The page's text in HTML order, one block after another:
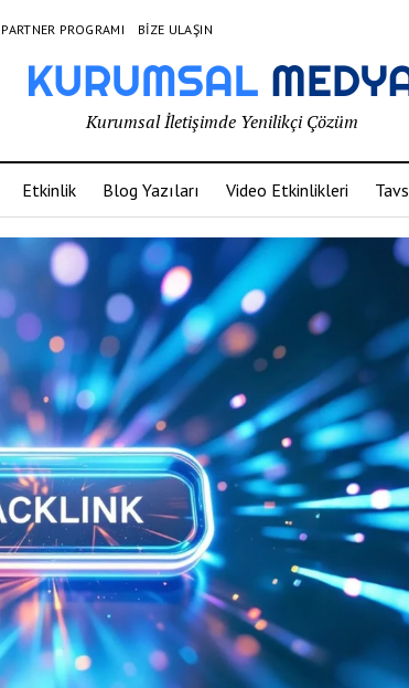
PROGRAMI BIZE ULAŞIN
Kurumsal İletişimde Yenilikçi Çözüm
Etkinlik Blog Yazıları Video Etkinlikleri